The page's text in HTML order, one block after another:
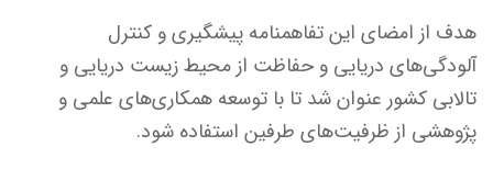
هدف از امضای این تفاهمنامه پیشگیری و کنترل
آلودگی‌های دریایی و حفاظت از محیط زیست دریایی و
تالابی کشور عنوان شد تا با توسعه همکاری‌های علمی و
پژوهشی از ظرفیت‌های طرفین استفاده شود.